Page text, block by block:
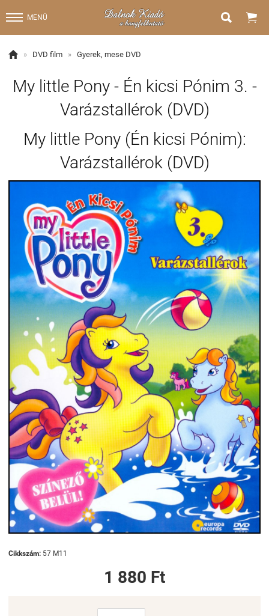
MENÜ  
 » DVD film » Gyerek, mese DVD
My little Pony - Én kicsi Pónim 3. -
Varázstallérok (DVD)
My little Pony (Én kicsi Pónim):
Varázstallérok (DVD)
Cikkszám: 57 M11
1 880 Ft